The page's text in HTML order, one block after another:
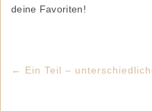
deine Favoriten!
← Ein Teil –